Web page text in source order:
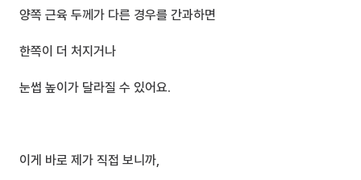
양쪽 근육 두께가 다른 경우를 간과하면
한쪽이 더 처지거나
눈썹 높이가 달라질 수 있어요.
이게 바로 제가 직접 보니까,